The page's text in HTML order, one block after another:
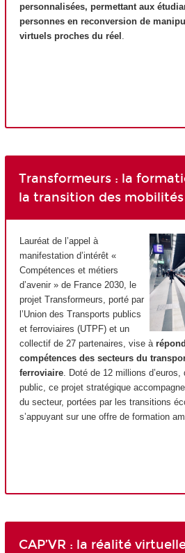
personnalisées, permettant aux
personnes en reconversion de
virtuels proches du réel .
Transformeurs : la
la transition des
Lauréat de l’appel à
manifestation d’intérêt «
Compétences et métiers
d’avenir » de France 2030, le
projet Transformeurs, porté par
l’Union des Transports publics
et ferroviaires (UTPF) et un
collectif de 27 partenaires, vise à
compétences des secteurs du
ferroviaire . Doté de 12 millions
public, ce projet stratégique
du secteur, portées par les transitions
s’appuyant sur une offre de formation
CAP’VR : la réalité